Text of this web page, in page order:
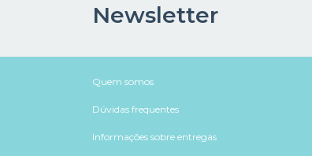
Newsletter
Quem somos
Dúvidas frequentes
Informações sobre entregas